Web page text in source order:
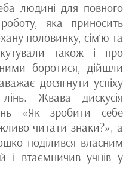
людині для повного
яка приносить
половинку, сім’ю та
також і про
боротися, дійшли
досягнути успіху
Жвава дискусія
«Як зробити себе
читати знаки?», а
поділився власним
і втаємничив учнів у